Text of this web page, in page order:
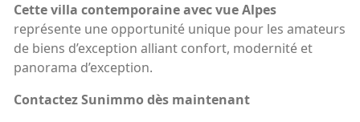
Cette villa contemporaine avec vue Alpes
représente une opportunité unique pour les amateurs
de biens d’exception alliant confort, modernité et
panorama d’exception.
Contactez Sunimmo dès maintenant